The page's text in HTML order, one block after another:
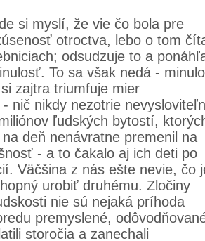
si myslí, že vie čo bola pre
otroctva, lebo o tom
odsudzuje to a
To sa však nedá -
zajtra triumfuje mier
nič nikdy nezotrie
ľudských bytostí,
deň nenávratne premenil na
- a to čakalo aj ich deti po
Väčšina z nás ešte nevie, čo
urobiť druhému. Zločiny
nie sú nejaká príhoda
premyslené,
storočia a zanechali